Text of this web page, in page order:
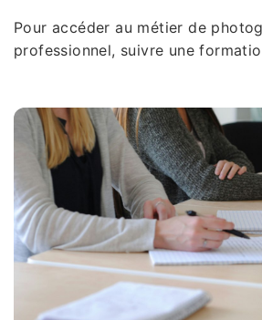
Pour accéder au métier de
professionnel, suivre une